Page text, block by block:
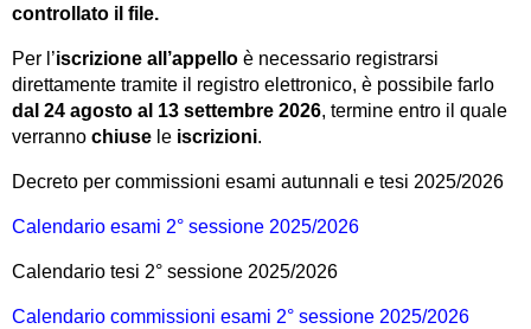
controllato il file.
Per l’iscrizione all’appello è necessario registrarsi
direttamente tramite il registro elettronico, è possibile farlo
dal 24 agosto al 13 settembre 2026, termine entro il quale
verranno chiuse le iscrizioni.
Decreto per commissioni esami autunnali e tesi 2025/2026
Calendario esami 2° sessione 2025/2026
Calendario tesi 2° sessione 2025/2026
Calendario commissioni esami 2° sessione 2025/2026